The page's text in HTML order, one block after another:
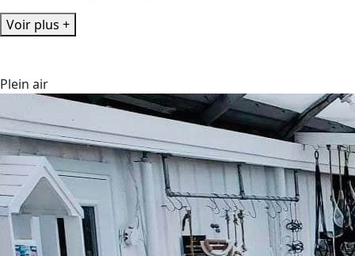
Voir plus +
Plein air